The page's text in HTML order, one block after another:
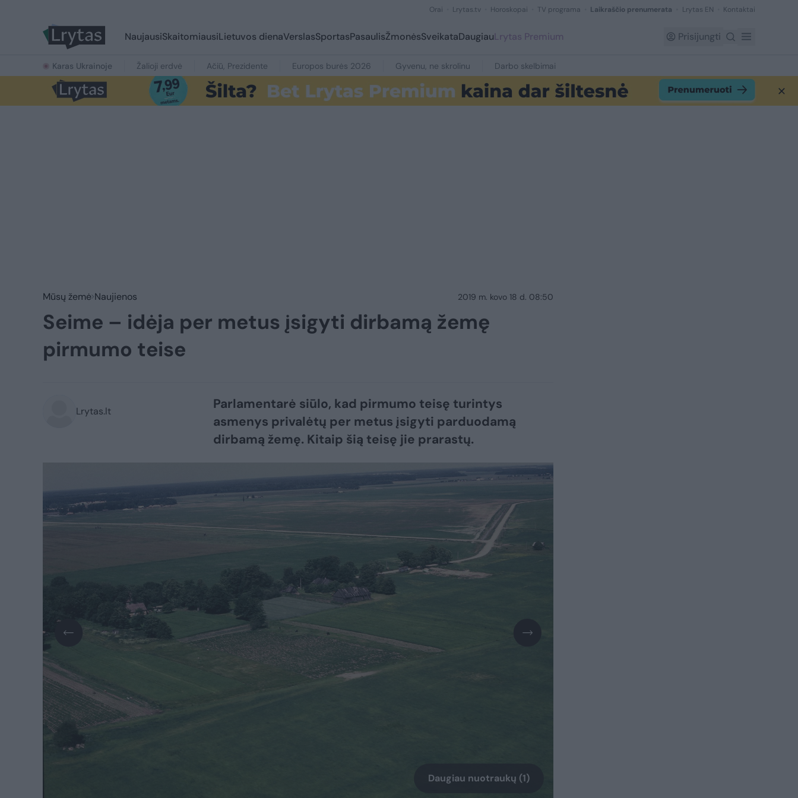
Orai Lrytas.tv Horoskopai TV programa Laikraščio prenumerata Lrytas EN Kontaktai
NaujausiSkaitomiausiLietuvos dienaVerslasSportasPasaulisŽmonėsSveikataDaugiauLrytas Premium Prisijungti
Karas Ukrainoje Žalioji erdvė Ačiū, Prezidente Europos burės 2026 Gyvenu, ne skrolinu Darbo skelbimai
Mūsų žemė Naujienos 2019 m. kovo 18 d. 08:50
Seime – idėja per metus įsigyti dirbamą žemę
pirmumo teise
Lrytas.lt
Parlamentarė siūlo, kad pirmumo teisę turintys
asmenys privalėtų per metus įsigyti parduodamą
dirbamą žemę. Kitaip šią teisę jie prarastų.
Daugiau nuotraukų (1)